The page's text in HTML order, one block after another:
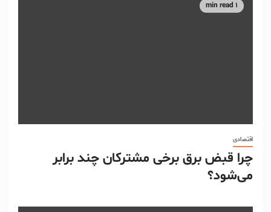
1 min read
اقتصادی
چرا قبض برق برخی مشترکان چند برابر
می‌شود؟